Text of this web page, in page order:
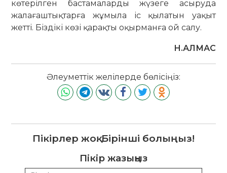
көтерілген бастамаларды жүзеге асыруда
жалағаштықтарға жұ­мыла іс қылатын уақыт
жетті. Біздікі көзі қарақты оқырманға ой салу.
Н.АЛМАС
Әлеуметтік желілерде бөлісіңіз:
Пікірлер жоқ. Бірінші болыңыз!
Пікір жазыңыз